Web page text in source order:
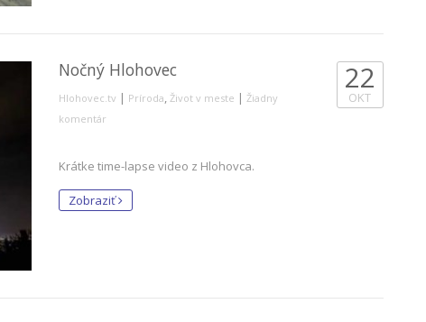
Nočný Hlohovec
Hlohovec.tv | Príroda, Život v meste | Žiadny
komentár
22
OKT
Krátke time-lapse video z Hlohovca.
Zobraziť